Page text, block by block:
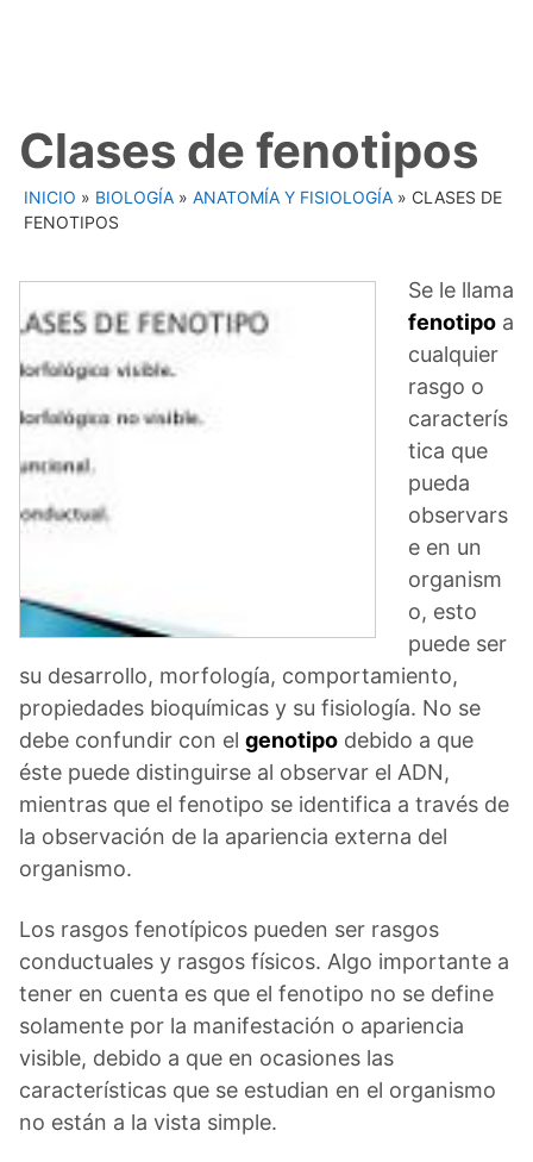
Clases de fenotipos
INICIO » BIOLOGÍA » ANATOMÍA Y FISIOLOGÍA » CLASES DE
FENOTIPOS
Se le llama
fenotipo a
cualquier
rasgo o
caracterís
tica que
pueda
observars
e en un
organism
o, esto
puede ser
su desarrollo, morfología, comportamiento,
propiedades bioquímicas y su fisiología. No se
debe confundir con el genotipo debido a que
éste puede distinguirse al observar el ADN,
mientras que el fenotipo se identifica a través de
la observación de la apariencia externa del
organismo.
Los rasgos fenotípicos pueden ser rasgos
conductuales y rasgos físicos. Algo importante a
tener en cuenta es que el fenotipo no se define
solamente por la manifestación o apariencia
visible, debido a que en ocasiones las
características que se estudian en el organismo
no están a la vista simple.